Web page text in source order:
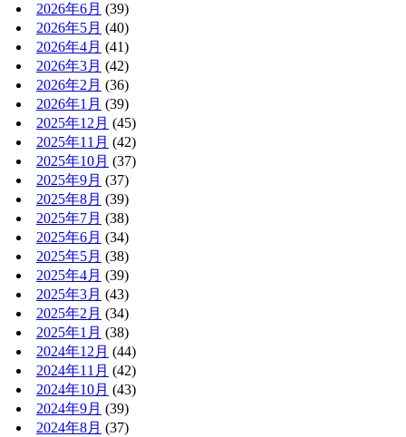
2026年6月 (39)
2026年5月 (40)
2026年4月 (41)
2026年3月 (42)
2026年2月 (36)
2026年1月 (39)
2025年12月 (45)
2025年11月 (42)
2025年10月 (37)
2025年9月 (37)
2025年8月 (39)
2025年7月 (38)
2025年6月 (34)
2025年5月 (38)
2025年4月 (39)
2025年3月 (43)
2025年2月 (34)
2025年1月 (38)
2024年12月 (44)
2024年11月 (42)
2024年10月 (43)
2024年9月 (39)
2024年8月 (37)